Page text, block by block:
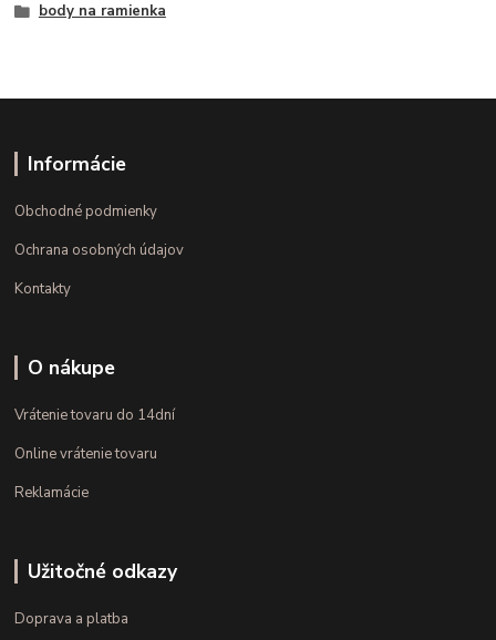
body na ramienka
Informácie
Obchodné podmienky
Ochrana osobných údajov
Kontakty
O nákupe
Vrátenie tovaru do 14dní
Online vrátenie tovaru
Reklamácie
Užitočné odkazy
Doprava a platba